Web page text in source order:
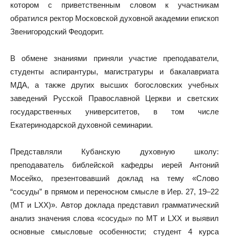
котором с приветственным словом к участникам
обратился ректор Московской духовной академии епископ
Звенигородский Феодорит.
В обмене знаниями приняли участие преподаватели,
студенты аспирантуры, магистратуры и бакалавриата
МДА, а также других высших богословских учебных
заведений Русской Православной Церкви и светских
государственных университетов, в том числе
Екатеринодарской духовной семинарии.
Представляли Кубанскую духовную школу:
преподаватель библейской кафедры иерей Антоний
Мосейко, презентовавший доклад на тему «Слово
“сосуды” в прямом и переносном смысле в Иер. 27, 19–22
(МТ и LXX)». Автор доклада представил грамматический
анализ значения слова «сосуды» по МТ и LXX и выявил
основные смысловые особенности; студент 4 курса